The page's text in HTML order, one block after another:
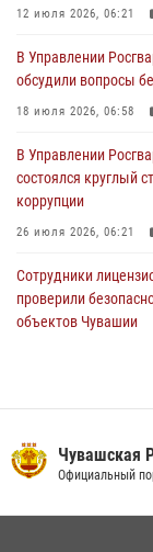
Российской
Директор
поздравил
01 августа 2026, 00:01
12 июля 2026, 06:21
В Управлении
обсудили вопросы
18 июля 2026, 06:58
В Управлении
состоялся круглый
коррупции
26 июля 2026, 06:21
Сотрудники
проверили
объектов Чувашии
14 июля 2026, 13:09
программы «Время
Чувашская
Официальный